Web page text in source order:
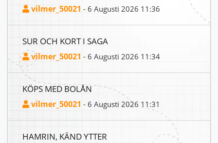
vilmer_50021 - 6 Augusti 2026 11:36
SUR OCH KORT I SAGA
vilmer_50021 - 6 Augusti 2026 11:34
KÖPS MED BOLÅN
vilmer_50021 - 6 Augusti 2026 11:31
HAMRIN, KÄND YTTER